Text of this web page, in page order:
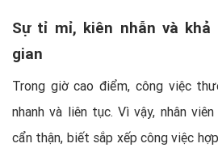
Sự tỉ mỉ, kiên nhẫn và
gian
Trong giờ cao điểm, công việc
nhanh và liên tục. Vì vậy, nhân
cẩn thận, biết sắp xếp công việc